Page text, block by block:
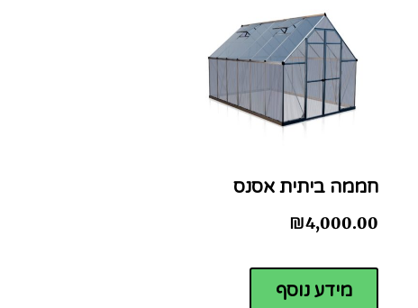
חממה ביתית אסנס
₪4,000.00
מידע נוסף